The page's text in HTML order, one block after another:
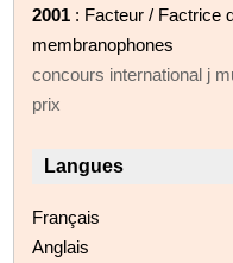
2001 : Facteur / Factrice
membranophones
concours international j
prix
Langues
Français
Anglais